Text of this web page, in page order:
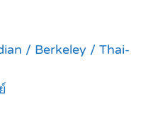
/ Berkeley / Thai-